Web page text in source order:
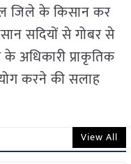
जिले के किसान कर
सदियों से गोबर से
अधिकारी प्राकृतिक
करने की सलाह
View All